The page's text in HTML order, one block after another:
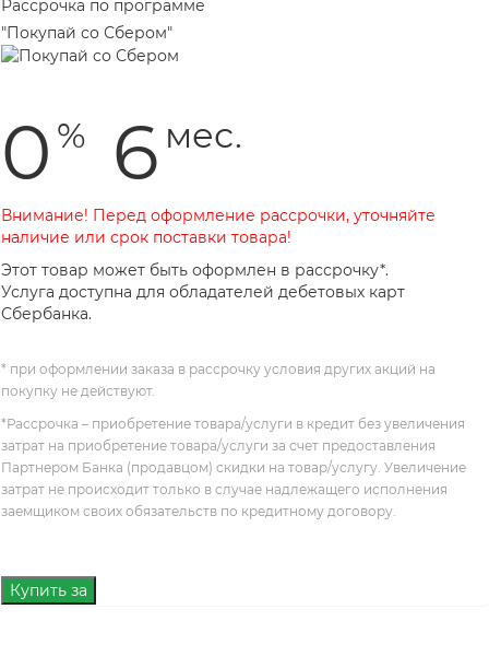
Рассрочка по программе
"Покупай со Сбером"
0 % 6 мес.
Внимание! Перед оформление рассрочки, уточняйте
наличие или срок поставки товара!
Этот товар может быть оформлен в рассрочку*.
Услуга доступна для обладателей дебетовых карт
Сбербанка.
* при оформлении заказа в рассрочку условия других акций на
покупку не действуют.
*Рассрочка – приобретение товара/услуги в кредит без увеличения
затрат на приобретение товара/услуги за счет предоставления
Партнером Банка (продавцом) скидки на товар/услугу. Увеличение
затрат не происходит только в случае надлежащего исполнения
заемщиком своих обязательств по кредитному договору.
Купить за